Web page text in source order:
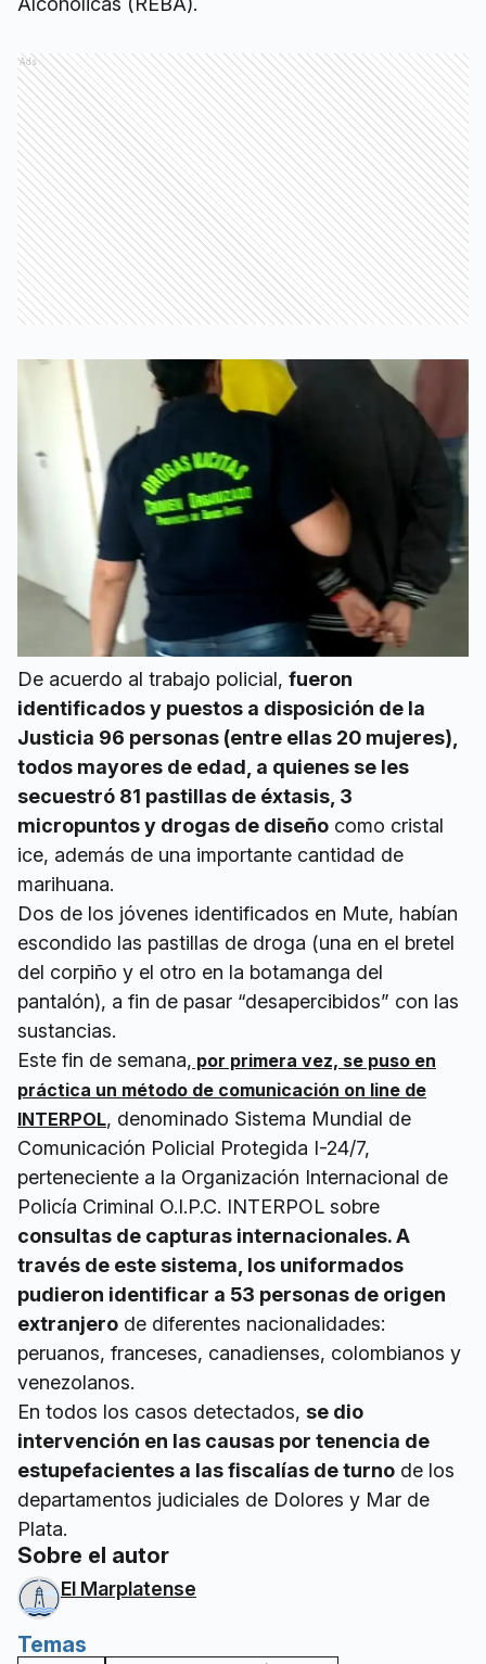
Ads
De acuerdo al trabajo policial, fueron
identificados y puestos a disposición de la
Justicia 96 personas (entre ellas 20 mujeres),
todos mayores de edad, a quienes se les
secuestró 81 pastillas de éxtasis, 3
micropuntos y drogas de diseño como cristal
ice, además de una importante cantidad de
marihuana.
Dos de los jóvenes identificados en Mute, habían
escondido las pastillas de droga (una en el bretel
del corpiño y el otro en la botamanga del
pantalón), a fin de pasar “desapercibidos” con las
sustancias.
Este fin de semana, por primera vez, se puso en
práctica un método de comunicación on line de
INTERPOL, denominado Sistema Mundial de
Comunicación Policial Protegida I-24/7,
perteneciente a la Organización Internacional de
Policía Criminal O.I.P.C. INTERPOL sobre
consultas de capturas internacionales. A
través de este sistema, los uniformados
pudieron identificar a 53 personas de origen
extranjero de diferentes nacionalidades:
peruanos, franceses, canadienses, colombianos y
venezolanos.
En todos los casos detectados, se dio
intervención en las causas por tenencia de
estupefacientes a las fiscalías de turno de los
departamentos judiciales de Dolores y Mar de
Plata.
Sobre el autor
El Marplatense
Temas